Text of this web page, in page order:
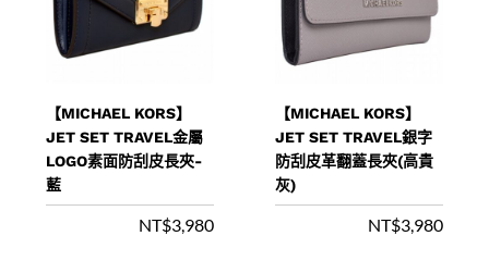
【MICHAEL KORS】
JET SET TRAVEL金屬
LOGO素面防刮皮長夾-
藍
NT$3,980
【MICHAEL KORS】
JET SET TRAVEL銀字
防刮皮革翻蓋長夾(高貴
灰)
NT$3,980